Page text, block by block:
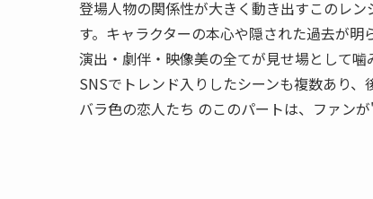
登場人物の関係性が大きく動き出すこのレ
す。キャラクターの本心や隠された過去が明
演出・劇伴・映像美の全てが見せ場として
SNSでトレンド入りしたシーンも複数あり、
バラ色の恋人たち のこのパートは、ファン